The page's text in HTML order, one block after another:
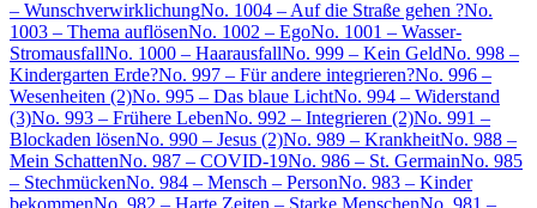
– WunschverwirklichungNo. 1004 – Auf die Straße gehen ?No.
1003 – Thema auflösenNo. 1002 – EgoNo. 1001 – Wasser-
StromausfallNo. 1000 – HaarausfallNo. 999 – Kein GeldNo. 998 –
Kindergarten Erde?No. 997 – Für andere integrieren?No. 996 –
Wesenheiten (2)No. 995 – Das blaue LichtNo. 994 – Widerstand
(3)No. 993 – Frühere LebenNo. 992 – Integrieren (2)No. 991 –
Blockaden lösenNo. 990 – Jesus (2)No. 989 – KrankheitNo. 988 –
Mein SchattenNo. 987 – COVID-19No. 986 – St. GermainNo. 985
– StechmückenNo. 984 – Mensch – PersonNo. 983 – Kinder